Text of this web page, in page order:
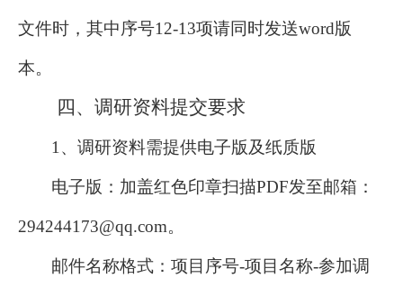
文件时，其中序号12-13项请同时发送word版
本。
四、 调研资料提交要求
1、调研资料需提供电子版及纸质版
电子版：加盖红色印章扫描PDF发至邮箱：
294244173@qq.com。
邮件名称格式：项目序号-项目名称-参加调